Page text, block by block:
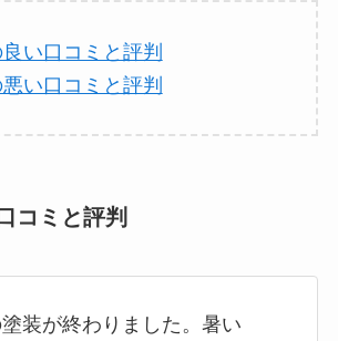
い口コミと評判
い口コミと評判
コミと評判
装が終わりました。暑い